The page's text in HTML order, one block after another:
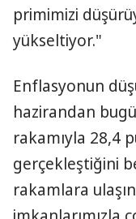
primimizi
yükseltiyor."
Enflasyonun
hazirandan
rakamıyla 28,4
gerçekleştiğini
rakamlara